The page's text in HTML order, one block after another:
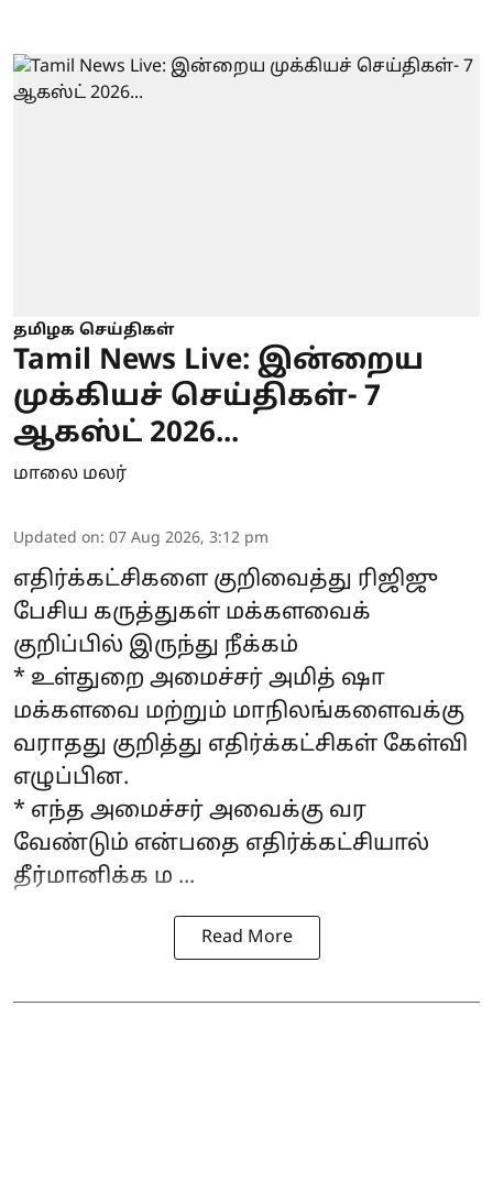
தமிழக செய்திகள்
Tamil News Live: இன்றைய
முக்கியச் செய்திகள்- 7
ஆகஸ்ட் 2026...
மாலை மலர்
Updated on: 07 Aug 2026, 3:12 pm
எதிர்க்கட்சிகளை குறிவைத்து ரிஜிஜு
பேசிய கருத்துகள் மக்களவைக்
குறிப்பில் இருந்து நீக்கம்
* உள்துறை அமைச்சர் அமித் ஷா
மக்களவை மற்றும் மாநிலங்களைவக்கு
வராதது குறித்து எதிர்க்கட்சிகள் கேள்வி
எழுப்பின.
* எந்த அமைச்சர் அவைக்கு வர
வேண்டும் என்பதை எதிர்க்கட்சியால்
தீர்மானிக்க ம ...
Read More